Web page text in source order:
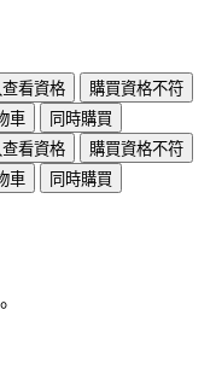
看資格
購買資格不符
車
同時購買
看資格
購買資格不符
車 同時購買